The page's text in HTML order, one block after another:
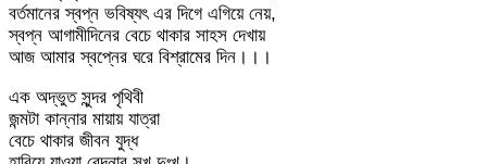
বর্তমানের স্বপ্ন ভবিষ্যৎ এর দিগে এগিয়ে নেয়,
স্বপ্ন আগামীদিনের বেচে থাকার সাহস দেখায়
আজ আমার স্বপ্নের ঘরে বিশ্রামের দিন।।।
এক অদ্ভুত সুন্দর পৃথিবী
জন্মটা কান্নার মায়ায় যাত্রা
বেচে থাকার জীবন যুদ্ধ